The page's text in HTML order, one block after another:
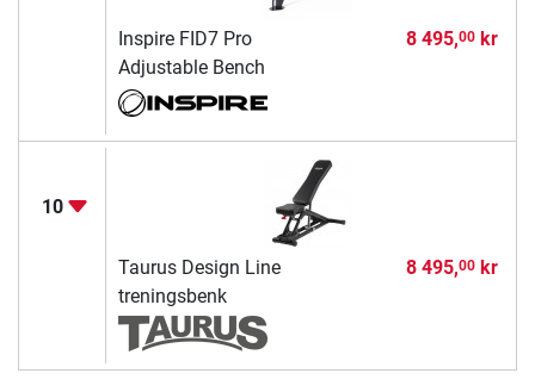
Inspire FID7 Pro
Adjustable Bench
8 495,00kr
10
Taurus Design Line
treningsbenk
8 495,00kr